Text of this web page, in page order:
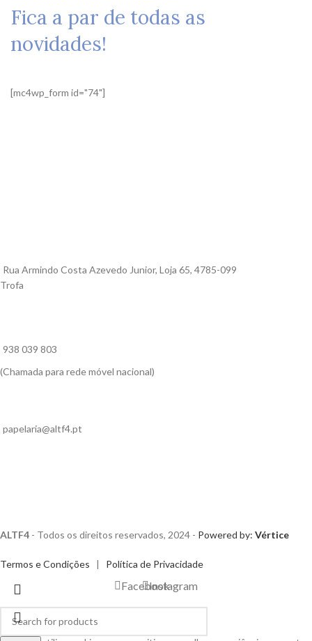
Fica a par de todas as
novidades!
[mc4wp_form id="74"]
Rua Armindo Costa Azevedo Junior, Loja 65, 4785-099
Trofa
938 039 803
(Chamada para rede móvel nacional)
papelaria@altf4.pt
ALTF4 - Todos os direitos reservados, 2024 - Powered by: Vértice
Termos e Condições | Política de Privacidade
FacebookInstagram